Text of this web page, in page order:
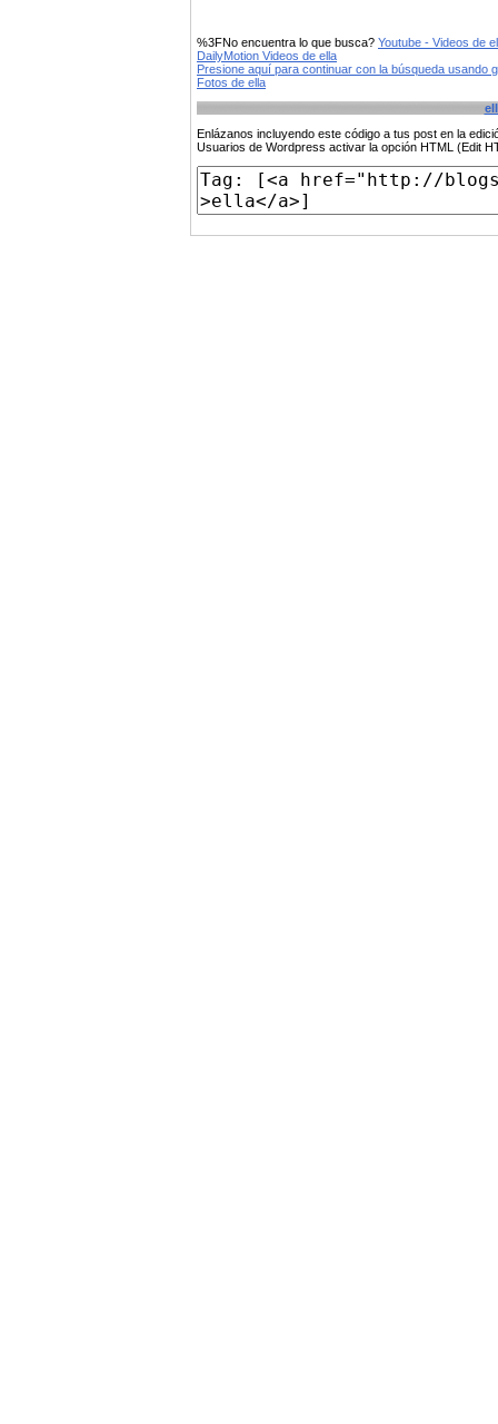
%3FNo encuentra lo que busca? Youtube - Videos de
DailyMotion Videos de ella
Presione aquí para continuar con la búsqueda usando
Fotos de ella
Enlázanos incluyendo este código a tus post en la
Usuarios de Wordpress activar la opción HTML (Edit